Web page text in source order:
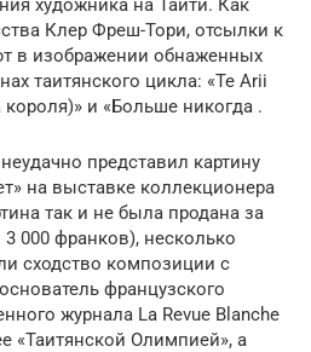
Клер Фреш-Тори, отсылки к
в изображении обнаженных
таитянского цикла: «Te Arii
и «Больше никогда .
представил картину
на выставке коллекционера
так и не была продана за
000 франков), несколько
сходство композиции с
французского
журнала La Revue Blanche
«Таитянской Олимпией», а